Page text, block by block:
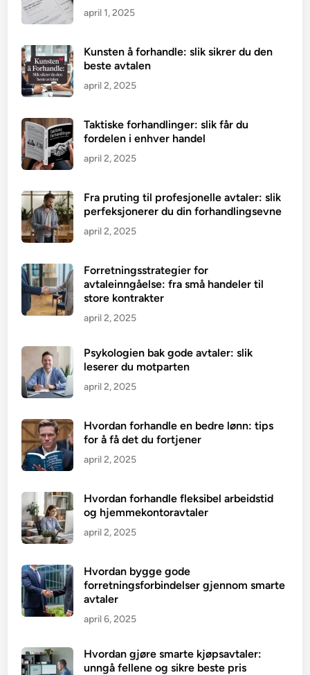
april 1, 2025
Kunsten å forhandle: slik sikrer du den
beste avtalen
april 2, 2025
Taktiske forhandlinger: slik får du
fordelen i enhver handel
april 2, 2025
Fra pruting til profesjonelle avtaler: slik
perfeksjonerer du din forhandlingsevne
april 2, 2025
Forretningsstrategier for
avtaleinngåelse: fra små handeler til
store kontrakter
april 2, 2025
Psykologien bak gode avtaler: slik
leserer du motparten
april 2, 2025
Hvordan forhandle en bedre lønn: tips
for å få det du fortjener
april 2, 2025
Hvordan forhandle fleksibel arbeidstid
og hjemmekontoravtaler
april 2, 2025
Hvordan bygge gode
forretningsforbindelser gjennom smarte
avtaler
april 6, 2025
Hvordan gjøre smarte kjøpsavtaler:
unngå fellene og sikre beste pris